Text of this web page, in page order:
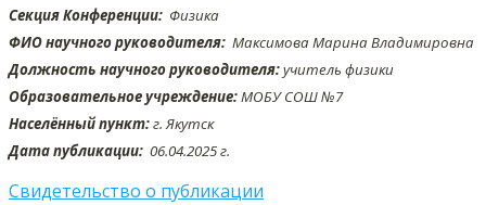
Секция Конференции: Физика
ФИО научного руководителя: Максимова Марина Владимировна
Должность научного руководителя:учитель физики
Образовательное учреждение:МОБУ СОШ №7
Населённый пункт:г. Якутск
Дата публикации: 06.04.2025 г.
Свидетельство о публикации